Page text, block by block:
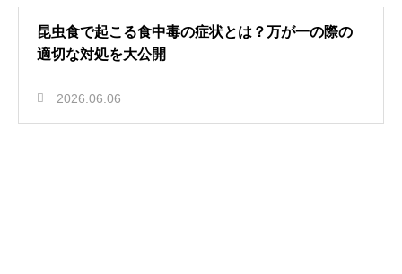
昆虫食で起こる食中毒の症状とは？万が一の際の
適切な対処を大公開
2026.06.06